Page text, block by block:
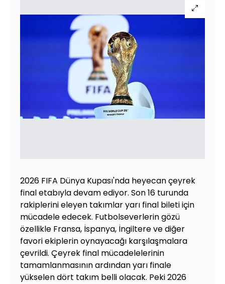
2026 FIFA Dünya Kupası'nda heyecan çeyrek
final etabıyla devam ediyor. Son 16 turunda
rakiplerini eleyen takımlar yarı final bileti için
mücadele edecek. Futbolseverlerin gözü
özellikle Fransa, İspanya, İngiltere ve diğer
favori ekiplerin oynayacağı karşılaşmalara
çevrildi. Çeyrek final mücadelelerinin
tamamlanmasının ardından yarı finale
yükselen dört takım belli olacak. Peki 2026